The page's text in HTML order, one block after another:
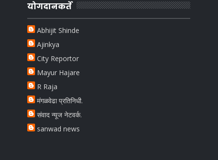
योगदानकर्ते
Abhijit Shinde
Ajinkya
City Reportor
Mayur Hajare
R Raja
मंगळवेढा प्रतिनिधी.
संवाद न्यूज नेटवर्क.
sanwad news